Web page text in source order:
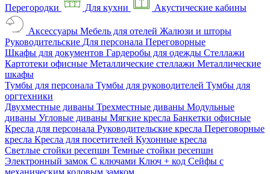
Перегородки Для кухни Акустические кабины
Аксессуары Мебель для отелей Жалюзи и шторы
Руководительские Для персонала Переговорные
Шкафы для документов Гардеробы для одежды Стеллажи
Картотеки офисные Металлические стеллажи Металлические
шкафы
Тумбы для персонала Тумбы для руководителей Тумбы для
оргтехники
Двухместные диваны Трехместные диваны Модульные
диваны Угловые диваны Мягкие кресла Банкетки офисные
Кресла для персонала Руководительские кресла Переговорные
кресла Кресла для посетителей Кухонные кресла
Светлые стойки ресепшн Темные стойки ресепшн
Электронный замок С ключами Ключ + код Сейфы с
механическим кодовым замком